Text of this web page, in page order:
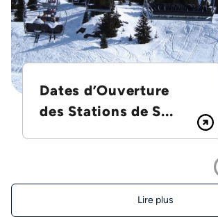
Dates d’Ouverture
des Stations de S...
Lire plus